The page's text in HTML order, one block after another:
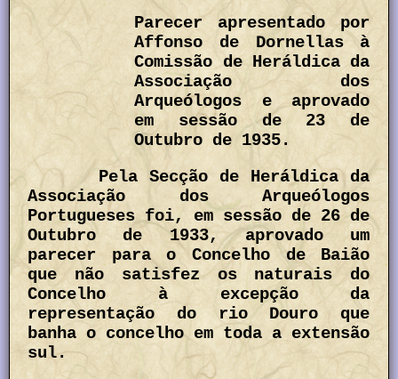
Parecer apresentado por
Affonso de Dornellas à
Comissão de Heráldica da
Associação dos
Arqueólogos e aprovado
em sessão de 23 de
Outubro de 1935.
Pela Secção de Heráldica da
Associação dos Arqueólogos
Portugueses foi, em sessão de 26 de
Outubro de 1933, aprovado um
parecer para o Concelho de Baião
que não satisfez os naturais do
Concelho à excepção da
representação do rio Douro que
banha o concelho em toda a extensão
sul.